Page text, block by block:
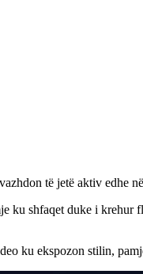
të jetë aktiv edhe
ku shfaqet duke i krehur
ku ekspozon stilin,